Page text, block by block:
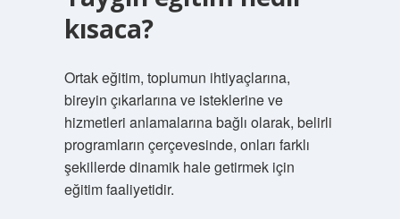
kısaca?
Ortak eğitim, toplumun ihtiyaçlarına,
bireyin çıkarlarına ve isteklerine ve
hizmetleri anlamalarına bağlı olarak, belirli
programların çerçevesinde, onları farklı
şekillerde dinamik hale getirmek için
eğitim faaliyetidir.